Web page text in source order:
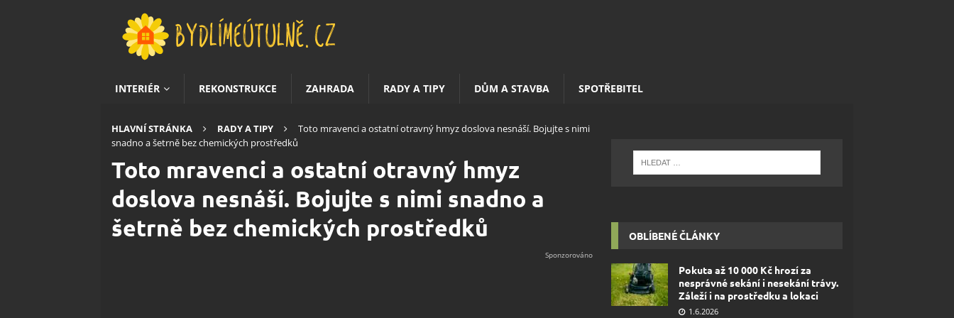
INTERIÉR REKONSTRUKCE ZAHRADA RADY A TIPY DŮM A STAVBA SPOTŘEBITEL
HLAVNÍ STRÁNKA RADY A TIPY
Toto mravenci a ostatní otravný hmyz doslova nesnáší. Bojujte s nimi
snadno a šetrně bez chemických prostředků
Toto mravenci a ostatní otravný hmyz
doslova nesnáší. Bojujte s nimi snadno a
šetrně bez chemických prostředků
OBLÍBENÉ ČLÁNKY
Pokuta až 10 000 Kč hrozí za
nesprávné sekání i nesekání trávy.
Záleží i na prostředku a lokaci
1.6.2026